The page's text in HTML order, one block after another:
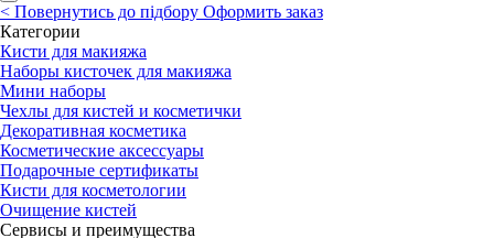
< Повернутись до підбору Оформить заказ
Категории
Кисти для макияжа
Наборы кисточек для макияжа
Мини наборы
Чехлы для кистей и косметички
Декоративная косметика
Косметические аксессуары
Подарочные сертификаты
Кисти для косметологии
Очищение кистей
Сервисы и преимущества